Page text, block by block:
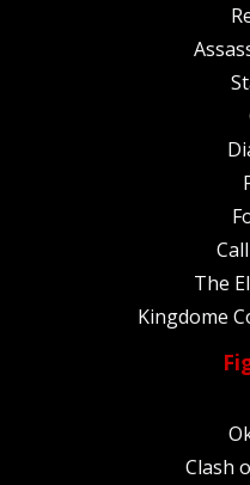
The
Kingdome
Clash